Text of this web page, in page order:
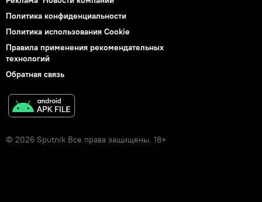
Политика конфиденциальности
Политика использования Cookie
Правила применения рекомендательных
технологий
Обратная связь
© 2026 Sputnik Все права защищены. 18+